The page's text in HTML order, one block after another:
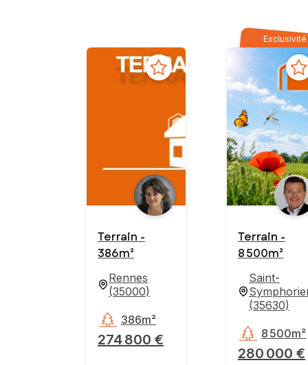
Terrain -
386m²
Rennes
(35000)
274 800 €
386m²
Exclusivité
Terrain -
8 500m²
Saint-
(35630)
280 000 €
8 500m²